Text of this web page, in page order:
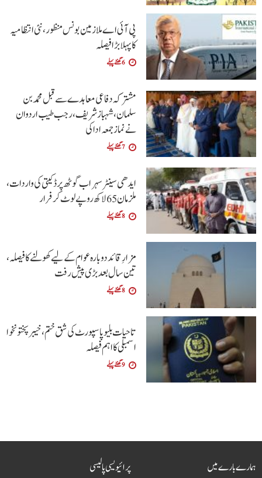
پی آئی اے ملازمین بونس منظور، نئی انتظامیہ
کا پہلا بڑا فیصلہ
6 گھنٹے پہلے
مشترکہ دفاعی معاہدے سے قبل محمد بن
سلمان، شہباز شریف ، رجب طیب اردوان
نے نماز جمعہ ادا کی
7 گھنٹے پہلے
ایدھی سینٹر سہراب گوٹھ پر ڈکیتی کی واردات،
ملزمان 65 لاکھ روپے لوٹ کر فرار
8 گھنٹے پہلے
مزارِ قائد دوبارہ عوام کے لیے کھولنے کا فیصلہ،
تین سال بعد بڑی پیش رفت
8 گھنٹے پہلے
تاحیات بلیو پاسپورٹ کی شق ختم، خیبر پختونخوا
اسمبلی کا اہم فیصلہ
9 گھنٹے پہلے
ہمارے بارے میں پرائیویسی پالیسی